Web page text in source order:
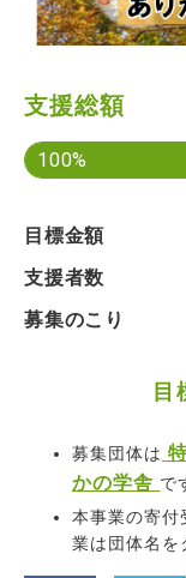
支援総額
100%
目標金額
支援者数
募集のこり
目
募集団体は
かの学舎 で
本事業の寄付
業は団体名を